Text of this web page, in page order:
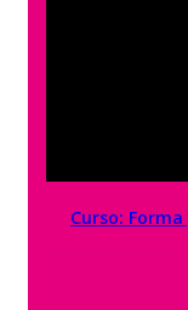
Curso: